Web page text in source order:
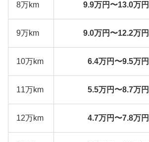
8万km 9.9万円〜13.0万円
9万km 9.0万円〜12.2万円
10万km 6.4万円〜9.5万円
11万km 5.5万円〜8.7万円
12万km 4.7万円〜7.8万円